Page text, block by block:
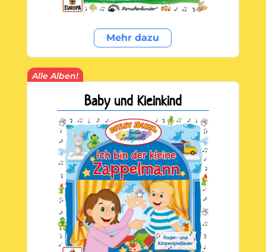
Mehr dazu
Alle Alben!
Baby und Kleinkind